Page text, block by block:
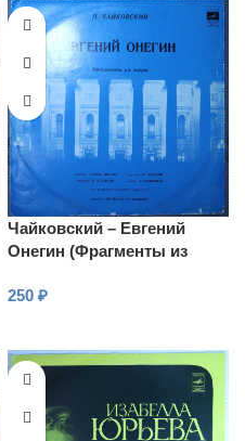
Чайковский – Евгений
Онегин (Фрагменты из
250 ₽